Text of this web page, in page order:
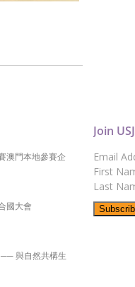
澳門本地參賽企
國大會
與自然共構生
Join
Email
First
Last